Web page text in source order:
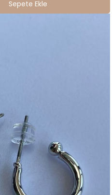
Sepete Ekle